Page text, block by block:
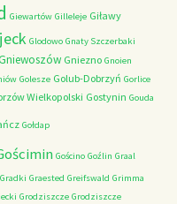
Giewartów Gilleleje Giławy
Glodowo Gnaty Szczerbaki
Gniezno Gnoien
Golesze Golub-Dobrzyń Gorlice
Wielkopolski Gostynin Gouda
Gołdap
Gościno Goźlin Graal
Gradki Graested Greifswald Grimma
Grodziszcze Grodziszcze